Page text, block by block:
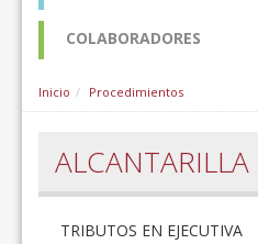
COLABORADORES
Inicio Procedimientos
ALCANTARILLA
TRIBUTOS EN EJECUTIVA